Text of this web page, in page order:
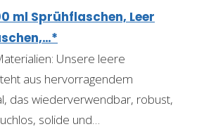
ml Sprühflaschen, Leer
Unsere leere
aus hervorragendem
das wiederverwendbar, robust,
solide und…